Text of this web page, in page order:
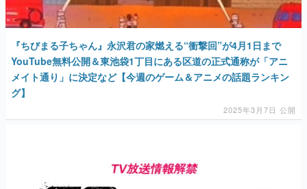
『ちびまる子ちゃん』永沢君の家燃える“衝撃回”が4月1日まで
YouTube無料公開＆東池袋1丁目にある区道の正式通称が「アニ
メイト通り」に決定など【今週のゲーム＆アニメの話題ランキン
グ】
2025年3月7日 公開